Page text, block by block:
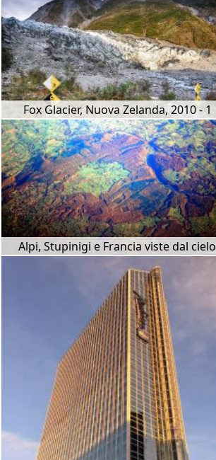
Fox Glacier, Nuova Zelanda, 2010 - 1
Alpi, Stupinigi e Francia viste dal cielo